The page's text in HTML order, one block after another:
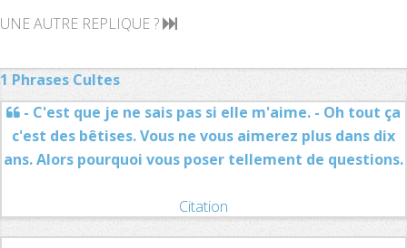
UNE AUTRE REPLIQUE ?
1 Phrases Cultes
- C'est que je ne sais pas si elle m'aime. - Oh tout ça
c'est des bêtises. Vous ne vous aimerez plus dans dix
ans. Alors pourquoi vous poser tellement de questions.
Citation